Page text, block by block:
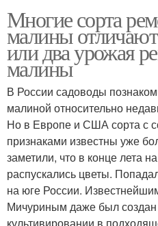
Многие сорта
малины
или два урожая
малины
В России садоводы
малиной относительно
Но в Европе и США сорта с
признаками известны уже
заметили, что в конце лета
распускались цветы.
на юге России.
Мичуриным даже был создан
культивировании в